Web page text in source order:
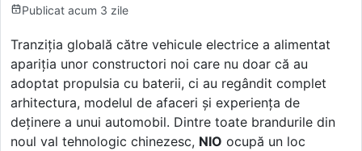
Publicat acum 3 zile
Tranziția globală către vehicule electrice a alimentat
apariția unor constructori noi care nu doar că au
adoptat propulsia cu baterii, ci au regândit complet
arhitectura, modelul de afaceri și experiența de
deținere a unui automobil. Dintre toate brandurile din
noul val tehnologic chinezesc, NIO ocupă un loc